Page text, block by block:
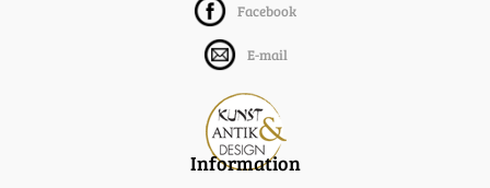
Facebook
E-mail
Information